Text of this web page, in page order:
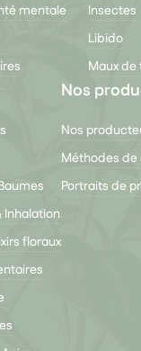
mentale
Insectes
Libido
Maux de
floraux
Nos
Nos
Méthodes
Portraits de